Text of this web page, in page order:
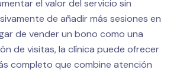
el valor del servicio sin
de añadir más sesiones en
de vender un bono como una
de visitas, la clínica puede ofrecer
completo que combine atención